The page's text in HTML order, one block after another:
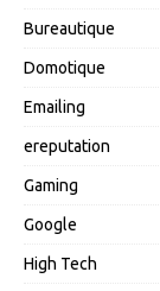
Bureautique
Domotique
Emailing
ereputation
Gaming
Google
High Tech